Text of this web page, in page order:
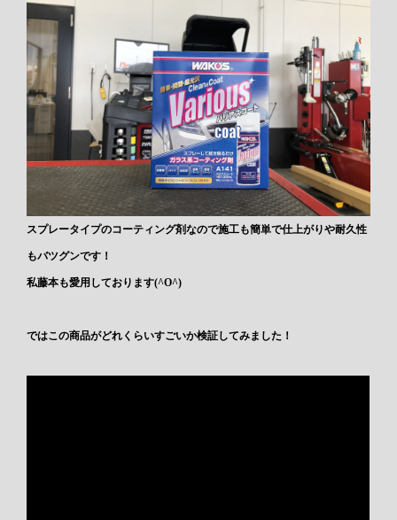
スプレータイプのコーティング剤なので施工も簡単で仕上がりや耐久性
もバツグンです！
私藤本も愛用しております(^O^)
ではこの商品がどれくらいすごいか検証してみました！